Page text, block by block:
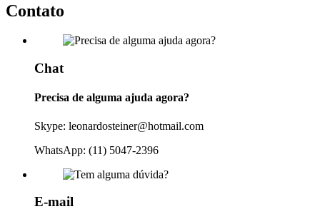
Contato
Chat
Precisa de alguma ajuda agora?
Skype: leonardosteiner@hotmail.com
WhatsApp: (11) 5047-2396
E-mail